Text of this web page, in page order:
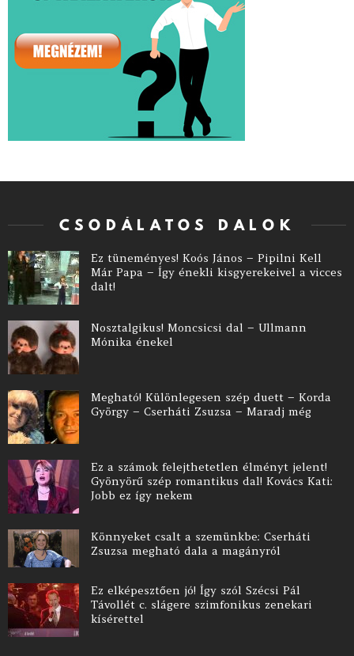
CSODÁLATOS DALOK
Ez tüneményes! Koós János – Pipilni Kell
Már Papa – Így énekli kisgyerekeivel a vicces
dalt!
Nosztalgikus! Moncsicsi dal – Ullmann
Mónika énekel
Megható! Különlegesen szép duett – Korda
György – Cserháti Zsuzsa – Maradj még
Ez a számok felejthetetlen élményt jelent!
Gyönyörű szép romantikus dal! Kovács Kati:
Jobb ez így nekem
Könnyeket csalt a szemünkbe: Cserháti
Zsuzsa megható dala a magányról
Ez elképesztően jó! Így szól Szécsi Pál
Távollét c. slágere szimfonikus zenekari
kísérettel